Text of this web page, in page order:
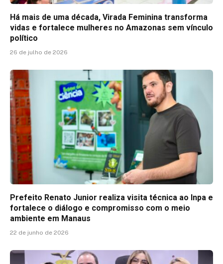
Há mais de uma década, Virada Feminina transforma
vidas e fortalece mulheres no Amazonas sem vínculo
político
26 de julho de 2026
Prefeito Renato Junior realiza visita técnica ao Inpa e
fortalece o diálogo e compromisso com o meio
ambiente em Manaus
22 de junho de 2026